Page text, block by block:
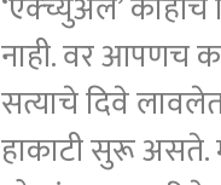
नाही. वर आपणच
सत्याचे दिवे
हाकाटी सुरू